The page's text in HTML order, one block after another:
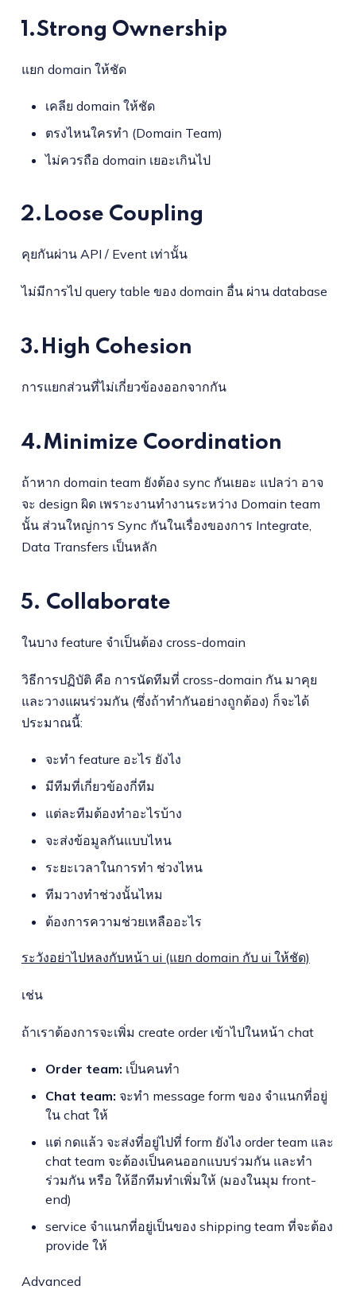
1.Strong Ownership
แยก domain ให้ชัด
เคลีย domain ให้ชัด
ตรงไหนใครทำ (Domain Team)
ไม่ควรถือ domain เยอะเกินไป
2.Loose Coupling
คุยกันผ่าน API / Event เท่านั้น
ไม่มีการไป query table ของ domain อื่น ผ่าน database
3.High Cohesion
การแยกส่วนที่ไม่เกี่ยวข้องออกจากกัน
4.Minimize Coordination
ถ้าหาก domain team ยังต้อง sync กันเยอะ แปลว่า อาจ
จะ design ผิด เพราะงานทำงานระหว่าง Domain team
นั้น ส่วนใหญ่การ Sync กันในเรื่องของการ Integrate,
Data Transfers เป็นหลัก
5. Collaborate
ในบาง feature จำเป็นต้อง cross-domain
วิธีการปฏิบัติ คือ การนัดทีมที่ cross-domain กัน มาคุย
และวางแผนร่วมกัน (ซึ่งถ้าทำกันอย่างถูกต้อง) ก็จะได้
ประมาณนี้:
จะทำ feature อะไร ยังไง
มีทีมที่เกี่ยวข้องกี่ทีม
แต่ละทีมต้องทำอะไรบ้าง
จะส่งข้อมูลกันแบบไหน
ระยะเวลาในการทำ ช่วงไหน
ทีมวางทำช่วงนั้นไหม
ต้องการความช่วยเหลืออะไร
ระวังอย่าไปหลงกับหน้า ui (แยก domain กับ ui ให้ชัด)
เช่น
ถ้าเราต้องการจะเพิ่ม create order เข้าไปในหน้า chat
Order team: เป็นคนทำ
Chat team: จะทำ message form ของ จำแนกที่อยู่
ใน chat ให้
แต่ กดแล้ว จะส่งที่อยู่ไปที่ form ยังไง order team และ
chat team จะต้องเป็นคนออกแบบร่วมกัน และทำ
ร่วมกัน หรือ ให้อีกทีมทำเพิ่มให้ (มองในมุม front-
end)
service จำแนกที่อยู่เป็นของ shipping team ที่จะต้อง
provide ให้
Advanced